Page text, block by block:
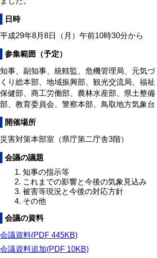
日時
平成29年8月8日（月）午前10時30分から
参集範囲（予定）
知事、副知事、統轄監、危機管理局、元気づ
くり総本部、地域振興部、観光交流局、福祉
保健部、商工労働部、農林水産部、県土整備
部、教育委員会、警察本部、鳥取地方気象台
開催場所
災害対策本部室（県庁第二庁舎3階）
会議の議題
知事の指示等
これまでの影響と今後の気象見込み
被害等現況と今後の対応方針
その他
会議の資料
会議資料(PDF 445KB)
会議資料追加(PDF 10KB)